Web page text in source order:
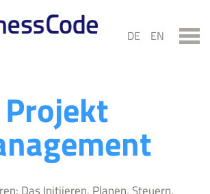
DE EN
Projekt